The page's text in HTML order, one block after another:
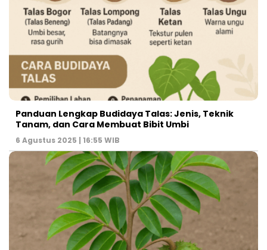
Panduan Lengkap Budidaya Talas: Jenis, Teknik
Tanam, dan Cara Membuat Bibit Umbi
6 Agustus 2025 | 16:55 WIB